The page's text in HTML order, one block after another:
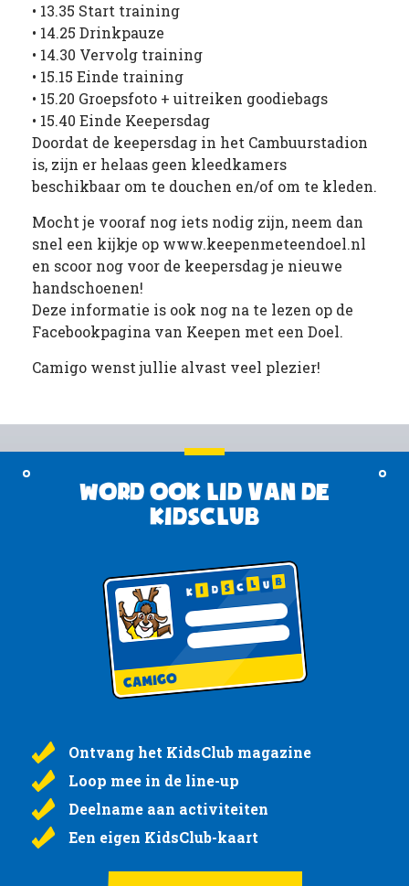
• 13.35 Start training
• 14.25 Drinkpauze
• 14.30 Vervolg training
• 15.15 Einde training
• 15.20 Groepsfoto + uitreiken goodiebags
• 15.40 Einde Keepersdag
Doordat de keepersdag in het Cambuurstadion
is, zijn er helaas geen kleedkamers
beschikbaar om te douchen en/of om te kleden.
Mocht je vooraf nog iets nodig zijn, neem dan
snel een kijkje op www.keepenmeteendoel.nl
en scoor nog voor de keepersdag je nieuwe
handschoenen!
Deze informatie is ook nog na te lezen op de
Facebookpagina van Keepen met een Doel.
Camigo wenst jullie alvast veel plezier!
Word ook lid van de
KidsClub
Ontvang het KidsClub magazine
Loop mee in de line-up
Deelname aan activiteiten
Een eigen KidsClub-kaart